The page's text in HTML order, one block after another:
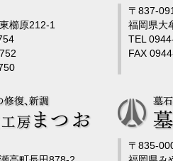
櫛原212-1
〒837-
福岡県大
TEL
FAX
〒835-